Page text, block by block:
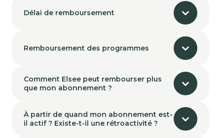
Délai de remboursement
Remboursement des programmes
Comment Elsee peut rembourser plus
que mon abonnement ?
À partir de quand mon abonnement est-
il actif ? Existe-t-il une rétroactivité ?